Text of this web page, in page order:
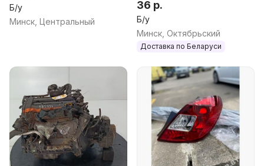
Б/у
Минск, Центральный
36 р.
Б/у
Минск, Октябрьский
Доставка по Беларуси